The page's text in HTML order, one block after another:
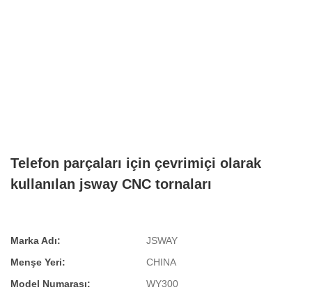
Telefon parçaları için çevrimiçi olarak
kullanılan jsway CNC tornaları
Marka Adı:
JSWAY
Menşe Yeri:
CHINA
Model Numarası:
WY300